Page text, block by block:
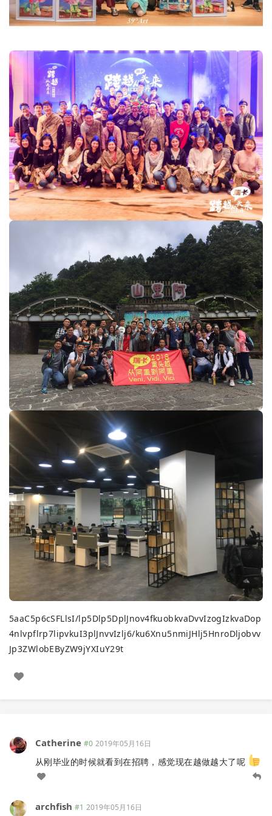
5aaC5p6cSFLlsI/lp5Dlp5DplJnov4fkuobkvaDvvIzogIzkvaDop
4nlvpflrp7lipvkuI3plJnvvIzlj6/ku6Xnu5nmiJHlj5HnroDljobvv
Jp3ZWlobEByZW9jYXIuY29t
Catherine #0 2019年05月16日
从刚毕业的时候就看到在招聘，感觉现在越做越大了呢
archfish #1 2019年05月16日